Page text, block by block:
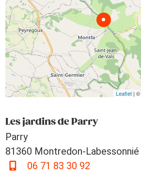
Leaflet| ©
Les jardins de Parry
Parry
81360 Montredon-Labessonnié
06 71 83 30 92